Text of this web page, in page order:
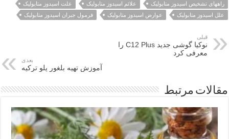
راههای تشخیص اسیدوز متابولیک
علائم اسیدوز متابولیک
علت اسیدوز متابولیک
علل اسیدوز متابولیک
عوارض اسیدوز متابولیک فرمول جبران اسیدوز متابولیک
قبلی
نوکیا گوشی جدید C12 Plus را
معرفی کرد
بعدی
آموزش تهیه بلغور پلو ترکیه
مقالات مرتبط